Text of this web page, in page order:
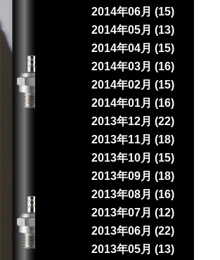
2014年06月 (15)
2014年05月 (13)
2014年04月 (15)
2014年03月 (16)
2014年02月 (15)
2014年01月 (16)
2013年12月 (22)
2013年11月 (18)
2013年10月 (15)
2013年09月 (18)
2013年08月 (16)
2013年07月 (12)
2013年06月 (22)
2013年05月 (13)